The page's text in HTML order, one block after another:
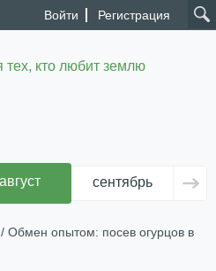
Войти Регистрация
тех, кто любит землю
август сентябрь
/ Обмен опытом: посев огурцов в